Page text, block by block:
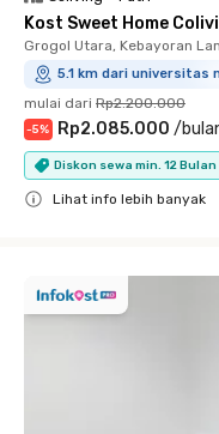
Kost Sweet Home
Grogol Utara, Kebayoran
5.1 km dari universitas
mulai dari Rp2.200.000
-5% Rp2.085.000 /
Diskon sewa min. 12 Bulan
Lihat info lebih banyak